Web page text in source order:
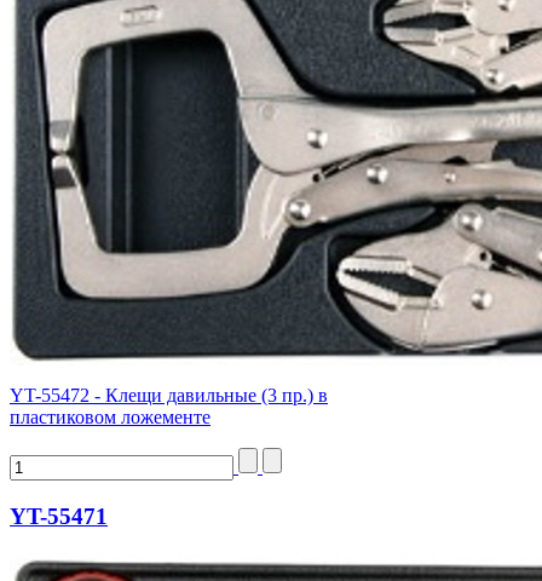
YT-55472 - Клещи давильные (3 пр.) в
пластиковом ложементе
YT-55471